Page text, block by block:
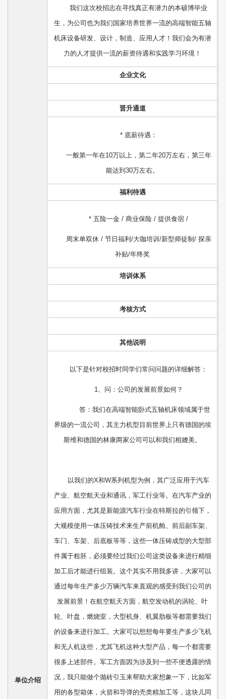
单位介绍
我们这次校招志在寻找真正有潜力的本硕博毕业
生，为公司也为我们国家培养世界一流的高端智能五轴
机床设备研发、设计，制造、应用人才！我们会为有潜
力的人才提供一流的薪资待遇和实践学习环境！
企业文化
晋升通道
* 底薪待遇：
一般第一年在10万以上，第二年20万左右，第三年
能达到30万左右。
福利待遇
* 五险一金 / 商业保险 / 提供食宿 /
周末单双休 / 节日福利/大咖培训/新型师徒制/ 探亲
补贴/年终奖
培训体系
考核方式
其他说明
以下是针对校招时同学们常问问题的详细解答：
1、问：公司的发展前景如何？
答：我们在高端智能卧式五轴机床领域属于世
界级的一流公司，其主力机型目前世界上只有德国的埃
斯维和德国的林康两家公司可以和我们相媲美。
以我们的X和W系列机型为例，其广泛应用于汽车
产业、航空航天业和通讯，军工行业等。在汽车产业的
应用方面，尤其是新能源汽车行业在特斯拉的引领下，
大规模使用一体压铸技术来生产前机舱、前后副车架、
车门、车架、后底板等等，这些一体压铸成型的大型部
件属于粗胚，必须要经过我们公司这类设备来进行精细
加工后才能进行组装。这个其实不用我多讲，大家可以
通过每年生产多少万辆汽车来直观的感受到我们公司的
发展前景！在航空航天方面，航空发动机的涡轮、叶
轮、叶盘，燃烧室，大型机身、机翼肋板等都需要我们
的设备来进行加工。大家可以想想每年要生产多少飞机
和无人机这些，尤其飞机这种大型产品，每一个都需要
很多上述部件。军工方面因为涉及到一些不便透露的情
况，我只能做个抛砖引玉来帮助大家想象一下，比如军
用的各型箱体，火箭和导弹的壳类精加工等，这块儿同